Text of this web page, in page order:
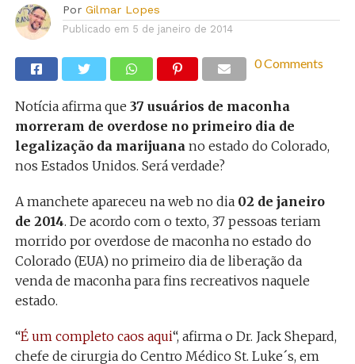
Por Gilmar Lopes
Publicado em 5 de janeiro de 2014
0 Comments
Notícia afirma que 37 usuários de maconha
morreram de overdose no primeiro dia de
legalização da marijuana no estado do Colorado,
nos Estados Unidos. Será verdade?
A manchete apareceu na web no dia02 de janeiro
de 2014. De acordo com o texto, 37 pessoas teriam
morrido por overdose de maconha no estado do
Colorado (EUA) no primeiro dia de liberação da
venda de maconha para fins recreativos naquele
estado.
“É um completo caos aqui“, afirma o Dr. Jack Shepard,
chefe de cirurgia do Centro Médico St. Luke´s, em